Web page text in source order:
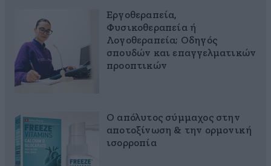
Εργοθεραπεία,
Φυσικοθεραπεία ή
Λογοθεραπεία; Οδηγός
σπουδών και επαγγελματικών
προοπτικών
Ο απόλυτος σύμμαχος στην
αποτοξίνωση & την ορμονική
ισορροπία